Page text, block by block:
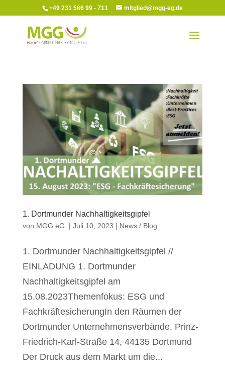
+49 231 586 99 - 711 mitglied@mgg-eg.de
1. Dortmunder Nachhaltigkeitsgipfel
von MGG eG. | Juli 10, 2023 | News / Blog
1. Dortmunder Nachhaltigkeitsgipfel //
EINLADUNG 1. Dortmunder
Nachhaltigkeitsgipfel am
15.08.2023Themenfokus: ESG und
FachkräftesicherungIn den Räumen der
Dortmunder Unternehmensverbände, Prinz-
Friedrich-Karl-Straße 14, 44135 Dortmund
Der Druck aus dem Markt um die...